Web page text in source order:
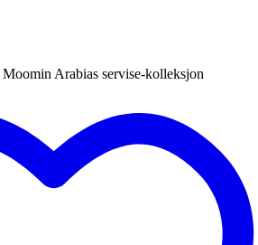
Arabias servise-kolleksjon